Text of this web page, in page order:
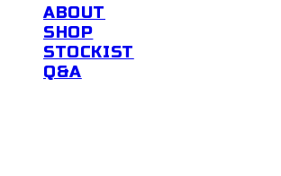
ABOUT
SHOP
STOCKIST
Q&A